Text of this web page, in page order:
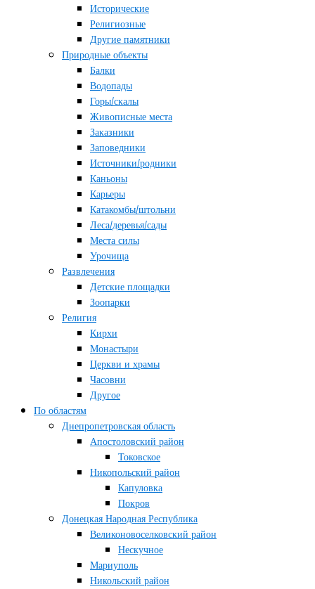
Исторические
Религиозные
Другие памятники
Природные объекты
Балки
Водопады
Горы/скалы
Живописные места
Заказники
Заповедники
Источники/родники
Каньоны
Карьеры
Катакомбы/штольни
Леса/деревья/сады
Места силы
Урочища
Развлечения
Детские площадки
Зоопарки
Религия
Кирхи
Монастыри
Церкви и храмы
Часовни
Другое
По областям
Днепропетровская область
Апостоловский район
Токовское
Никопольский район
Капуловка
Покров
Донецкая Народная Республика
Великоновоселковский район
Нескучное
Мариуполь
Никольский район